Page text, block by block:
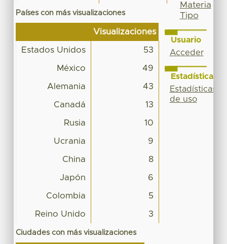
Países con más visualizaciones
Visualizaciones
Estados Unidos 53
México 49
Alemania 43
Canadá 13
Rusia 10
Ucrania 9
China 8
Japón 6
Colombia 5
Reino Unido 3
Ciudades con más visualizaciones
Materia
Tipo
Usuario
Acceder
Estadísticas
Estadísticas
de uso